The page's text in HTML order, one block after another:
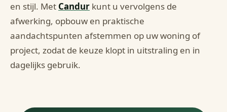
en stijl. Met Candur kunt u vervolgens de
afwerking, opbouw en praktische
aandachtspunten afstemmen op uw woning of
project, zodat de keuze klopt in uitstraling en in
dagelijks gebruik.